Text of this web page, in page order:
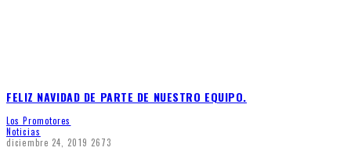
FELIZ NAVIDAD DE PARTE DE NUESTRO EQUIPO.
Los Promotores
Noticias
diciembre 24, 2019 2673